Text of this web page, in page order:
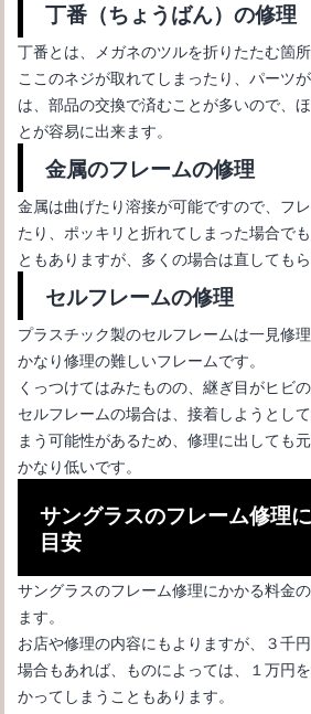
メガネが似合わない男性とは？似合うメガ
遠視の眼鏡で目が大きくなるのってナゼ？
メガネの作り方の手順や費用、視力検査
丁番（ちょうばん）の修理
丁番とは、メガネのツルを折りたたむ箇所
ここのネジが取れてしまったり、パーツ
は、部品の交換で済むことが多いので、
とが容易に出来ます。
金属のフレームの修理
金属は曲げたり溶接が可能ですので、フ
たり、ポッキリと折れてしまった場合で
ともありますが、多くの場合は直しても
セルフレームの修理
プラスチック製のセルフレームは一見修
かなり修理の難しいフレームです。
くっつけてはみたものの、継ぎ目がヒビ
セルフレームの場合は、接着しようとし
まう可能性があるため、修理に出しても
かなり低いです。
サングラスのフレーム修理
目安
サングラスのフレーム修理にかかる料金
ます。
お店や修理の内容にもよりますが、３千
場合もあれば、ものによっては、１万円
かってしまうこともあります。